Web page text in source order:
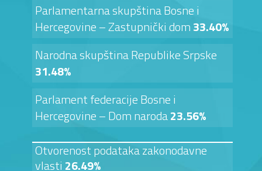
Parlamentarna skupština Bosne i
Hercegovine – Zastupnički dom33.40%
Narodna skupština Republike Srpske
31.48%
Parlament federacije Bosne i
Hercegovine – Dom naroda23.56%
Otvorenost podataka zakonodavne
vlasti 26.49%